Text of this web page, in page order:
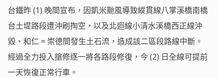
台鐵昨 (1) 晚間宣布，因凱米颱風導致縱貫線八掌溪橋南橋
台土堤路段遭沖刷掏空，以及北迴線小清水溪橋西正線沖
毀、和仁 = 崇德間發生土石流，造成該二區段路線中斷。
經過全力投入搶修逐一將各路段修復，今 (2) 日全線可提前
一天恢復正常行車。